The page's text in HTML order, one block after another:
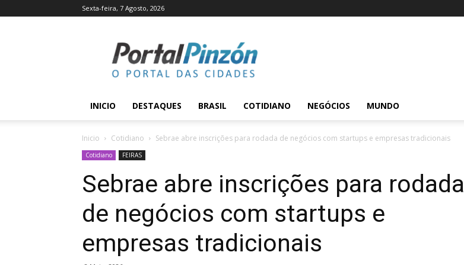
Sexta-feira, 7 Agosto, 2026
Pinzón
INICIO DESTAQUES BRASIL COTIDIANO NEGÓCIOS MUNDO
Inicio Cotidiano Sebrae abre inscrições para rodada de negócios com startups e empresas tradicionais
Cotidiano FEIRAS
Sebrae abre inscrições para rodada
de negócios com startups e
empresas tradicionais